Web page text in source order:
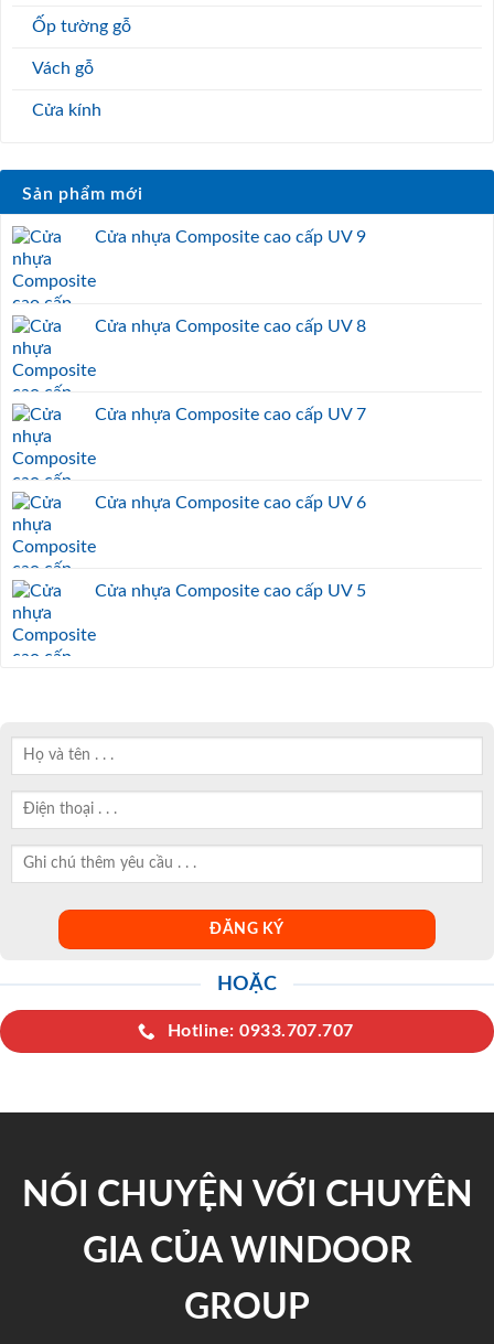
Ốp tường gỗ
Vách gỗ
Cửa kính
Sản phẩm mới
Cửa nhựa Composite cao cấp UV 9
Cửa nhựa Composite cao cấp UV 8
Cửa nhựa Composite cao cấp UV 7
Cửa nhựa Composite cao cấp UV 6
Cửa nhựa Composite cao cấp UV 5
HOẶC
Hotline: 0933.707.707
NÓI CHUYỆN VỚI CHUYÊN
GIA CỦA WINDOOR
GROUP